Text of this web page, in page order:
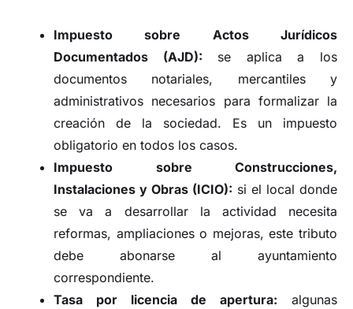
Impuesto sobre Actos Jurídicos
Documentados (AJD): se aplica a los
documentos notariales, mercantiles y
administrativos necesarios para formalizar la
creación de la sociedad. Es un impuesto
obligatorio en todos los casos.
Impuesto sobre Construcciones,
Instalaciones y Obras (ICIO): si el local donde
se va a desarrollar la actividad necesita
reformas, ampliaciones o mejoras, este tributo
debe abonarse al ayuntamiento
correspondiente.
Tasa por licencia de apertura: algunas